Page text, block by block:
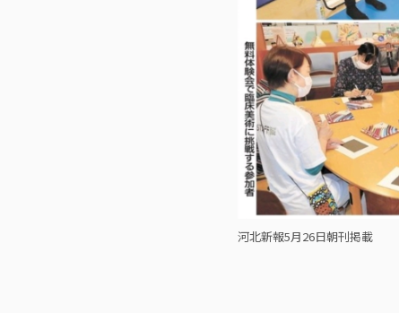
河北新報5月26日朝刊掲載